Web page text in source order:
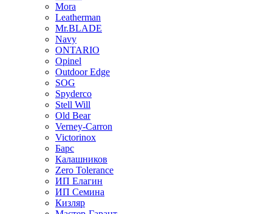
Mora
Leatherman
Mr.BLADE
Navy
ONTARIO
Opinel
Outdoor Edge
SOG
Spyderco
Stell Will
Old Bear
Verney-Carron
Victorinox
Барс
Калашников
Zero Tolerance
ИП Елагин
ИП Семина
Кизляр